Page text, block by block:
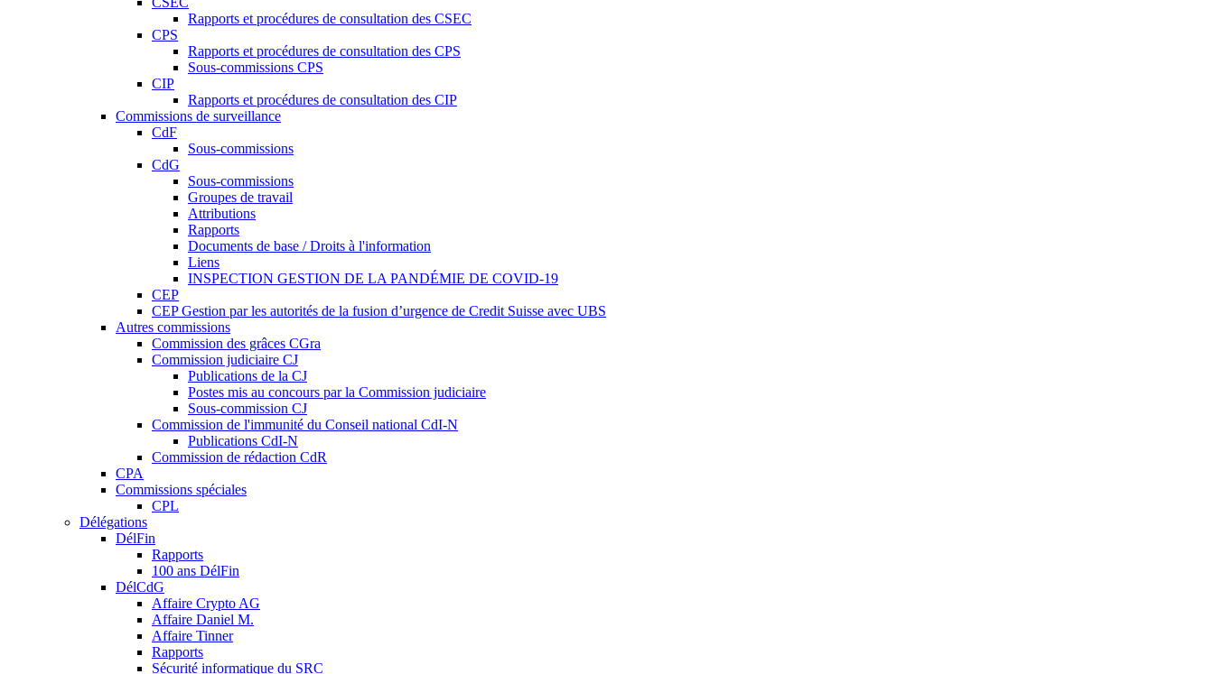
Rapports et procédures de consultation des CSEC
CPS
Rapports et procédures de consultation des CPS
Sous-commissions CPS
CIP
Rapports et procédures de consultation des CIP
Commissions de surveillance
CdF
Sous-commissions
CdG
Sous-commissions
Groupes de travail
Attributions
Rapports
Documents de base / Droits à l'information
Liens
INSPECTION GESTION DE LA PANDÉMIE DE COVID-19
CEP
CEP Gestion par les autorités de la fusion d’urgence de Credit Suisse avec UBS
Autres commissions
Commission des grâces CGra
Commission judiciaire CJ
Publications de la CJ
Postes mis au concours par la Commission judiciaire
Sous-commission CJ
Commission de l'immunité du Conseil national CdI-N
Publications CdI-N
Commission de rédaction CdR
CPA
Commissions spéciales
CPL
Délégations
DélFin
Rapports
100 ans DélFin
DélCdG
Affaire Crypto AG
Affaire Daniel M.
Affaire Tinner
Rapports
Sécurité informatique du SRC